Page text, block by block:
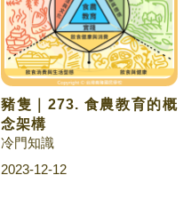
豬隻｜273. 食農教育的概
念架構
冷門知識
2023-12-12